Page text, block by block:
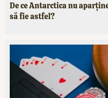
De ce Antarctica nu
să fie astfel?